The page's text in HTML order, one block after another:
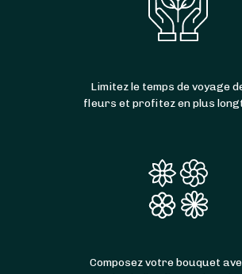
Limitez le temps de voyage
fleurs et profitez en plus
Composez votre bouquet